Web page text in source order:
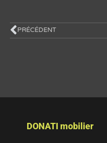
PRÉCÉDENT
DONATI mobilier